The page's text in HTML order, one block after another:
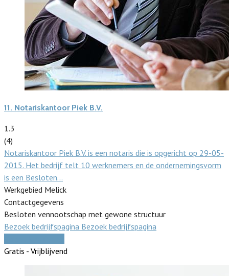
11. Notariskantoor Piek B.V.
1.3
(4)
Notariskantoor Piek B.V. is een notaris die is opgericht op 29-05-
2015. Het bedrijf telt 10 werknemers en de ondernemingsvorm
is een Besloten…
Werkgebied Melick
Contactgegevens
Besloten vennootschap met gewone structuur
Bezoek bedrijfspagina Bezoek bedrijfspagina
Gratis - Vrijblijvend